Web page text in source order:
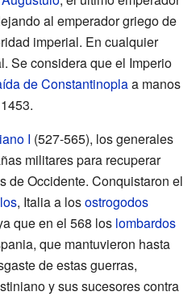
al emperador griego de
imperial. En cualquier
Se considera que el Imperio
de Constantinoplaa manos
I (527-565), los generales
militares para recuperar
de Occidente. Conquistaron el
, Italia a losostrogodos
que en el 568 los lombardos
que mantuvieron hasta
de estas guerras,
y sus sucesores contra